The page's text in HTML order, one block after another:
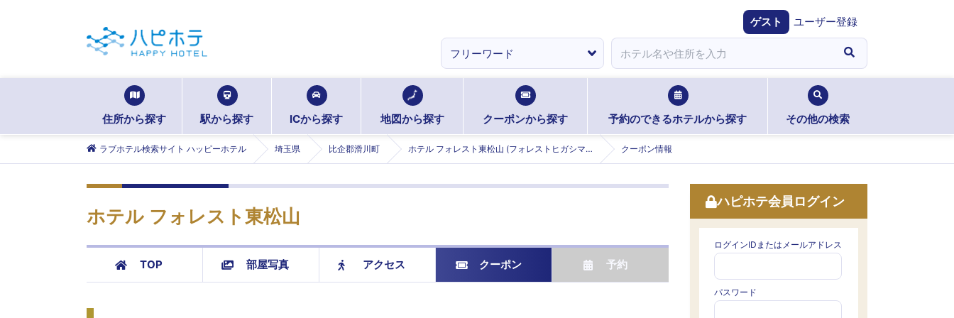
ゲスト ユーザー登録
住所から探す 駅から探す ICから探す 地図から探す クーポンから探す 予約のできるホテルから探す その他の検索
ラブホテル検索サイト ハッピーホテル 埼玉県 比企郡滑川町 ホテル フォレスト東松山 (フォレストヒガシマツヤマ) クーポン情報
ホテル フォレスト東松山
TOP 部屋写真 アクセス クーポン 予約
ハピホテ会員ログイン
ログインIDまたはメールアドレス
パスワード